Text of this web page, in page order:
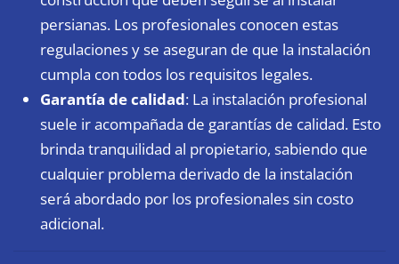
persianas. Los profesionales conocen estas
regulaciones y se aseguran de que la instalación
cumpla con todos los requisitos legales.
Garantía de calidad: La instalación profesional
suele ir acompañada de garantías de calidad. Esto
brinda tranquilidad al propietario, sabiendo que
cualquier problema derivado de la instalación
será abordado por los profesionales sin costo
adicional.